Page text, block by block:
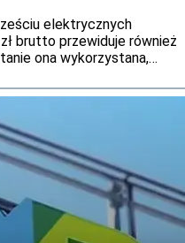
elektrycznych
brutto przewiduje również
ona wykorzystana,